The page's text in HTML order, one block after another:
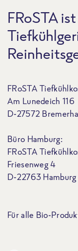
FRoSTA
FRoSTA
Am Lunedeich 116
D-27572
Büro Hamburg:
FRoSTA
Friesenweg 4
D-22763 Hamburg
Für alle Bio-